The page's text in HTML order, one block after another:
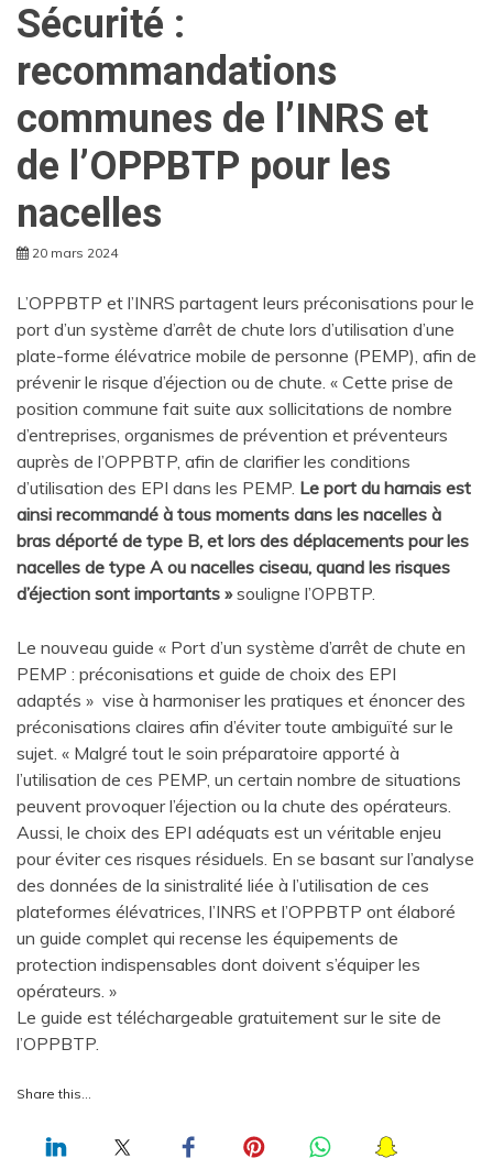
Sécurité :
recommandations
communes de l’INRS et
de l’OPPBTP pour les
nacelles
20 mars 2024
L’OPPBTP et l’INRS partagent leurs préconisations pour le
port d’un système d’arrêt de chute lors d’utilisation d’une
plate-forme élévatrice mobile de personne (PEMP), afin de
prévenir le risque d’éjection ou de chute. « Cette prise de
position commune fait suite aux sollicitations de nombre
d’entreprises, organismes de prévention et préventeurs
auprès de l’OPPBTP, afin de clarifier les conditions
d’utilisation des EPI dans les PEMP. Le port du harnais est
ainsi recommandé à tous moments dans les nacelles à
bras déporté de type B, et lors des déplacements pour les
nacelles de type A ou nacelles ciseau, quand les risques
d’éjection sont importants »souligne l’OPBTP.
Le nouveau guide « Port d’un système d’arrêt de chute en
PEMP : préconisations et guide de choix des EPI
adaptés » vise à harmoniser les pratiques et énoncer des
préconisations claires afin d’éviter toute ambiguïté sur le
sujet. « Malgré tout le soin préparatoire apporté à
l’utilisation de ces PEMP, un certain nombre de situations
peuvent provoquer l’éjection ou la chute des opérateurs.
Aussi, le choix des EPI adéquats est un véritable enjeu
pour éviter ces risques résiduels. En se basant sur l’analyse
des données de la sinistralité liée à l’utilisation de ces
plateformes élévatrices, l’INRS et l’OPPBTP ont élaboré
un guide complet qui recense les équipements de
protection indispensables dont doivent s’équiper les
opérateurs. »
Le guide est téléchargeable gratuitement sur le site de
l’OPPBTP.
Share this…